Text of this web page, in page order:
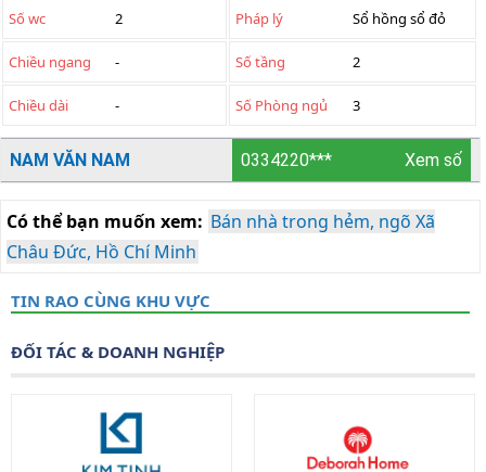
Số wc 2 Pháp lý Sổ hồng sổ đỏ
Chiều ngang - Số tầng 2
Chiều dài - Số Phòng ngủ 3
NAM VĂN NAM 0334220*** Xem số
Có thể bạn muốn xem: Bán nhà trong hẻm, ngõ Xã
Châu Đức, Hồ Chí Minh
TIN RAO CÙNG KHU VỰC
ĐỐI TÁC & DOANH NGHIỆP